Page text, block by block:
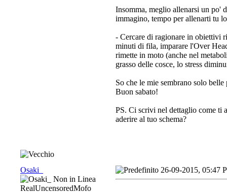
Insomma, meglio allenarsi un po'
immagino, tempo per allenarti tu
- Cercare di ragionare in obiettivi
minuti di fila, imparare l'Over
rimette in moto (anche nel
grasso delle cosce, lo stress
So che le mie sembrano solo
Buon sabato!
PS. Ci scrivi nel dettaglio come ti
aderire al tuo schema?
Osaki_
RealUncensoredMofo
26-09-2015, 05:47